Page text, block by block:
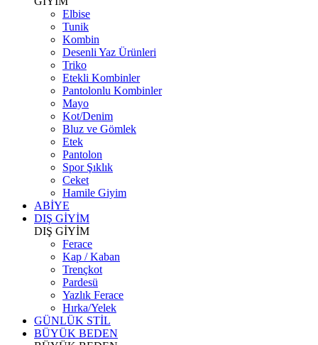
Elbise
Tunik
Kombin
Desenli Yaz Ürünleri
Triko
Etekli Kombinler
Pantolonlu Kombinler
Mayo
Kot/Denim
Bluz ve Gömlek
Etek
Pantolon
Spor Şıklık
Ceket
Hamile Giyim
ABİYE
DIŞ GİYİM
DIŞ GİYİM
Ferace
Kap / Kaban
Trençkot
Pardesü
Yazlık Ferace
Hırka/Yelek
GÜNLÜK STİL
BÜYÜK BEDEN